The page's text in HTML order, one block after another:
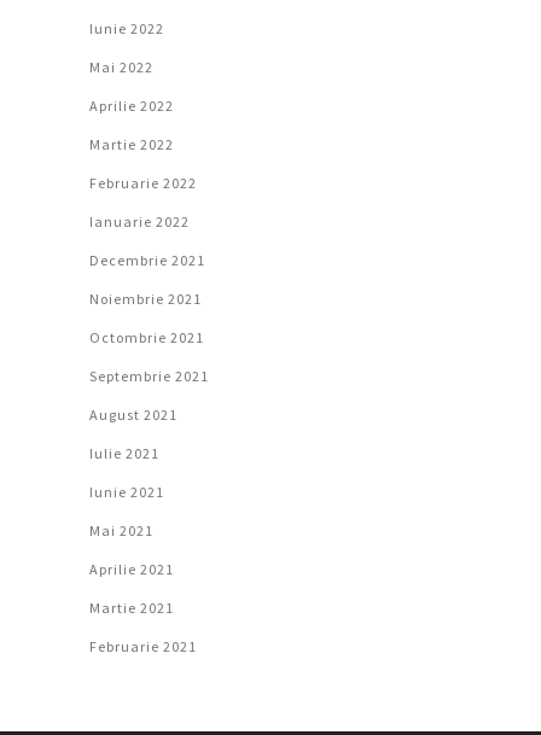
Iunie 2022
Mai 2022
Aprilie 2022
Martie 2022
Februarie 2022
Ianuarie 2022
Decembrie 2021
Noiembrie 2021
Octombrie 2021
Septembrie 2021
August 2021
Iulie 2021
Iunie 2021
Mai 2021
Aprilie 2021
Martie 2021
Februarie 2021